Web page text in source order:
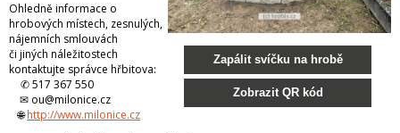
Zapálit svíčku na hrobě
Zobrazit QR kód
Ohledně informace o
hrobových místech, zesnulých,
nájemních smlouvách
či jiných náležitostech
kontaktujte správce hřbitova:
✆ 517 367 550
✉ ou@milonice.cz
🌐http://www.milonice.cz